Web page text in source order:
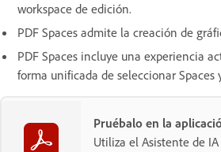
workspace de edición.
PDF Spaces admite la creación de
PDF Spaces incluye una experiencia
forma unificada de seleccionar Spaces
Pruébalo en la
Utiliza el Asistente de